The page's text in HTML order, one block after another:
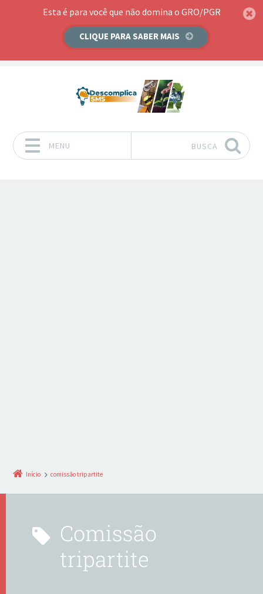
Esta é para você que não domina o GRO/PGR
CLIQUE PARA SABER MAIS
MENU BUSCA
Início comissão tripartite
comissão
tripartite